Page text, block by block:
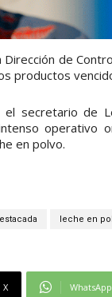
de
productos
secretario de
operativo
en polvo.
leche en
X WhatsApp